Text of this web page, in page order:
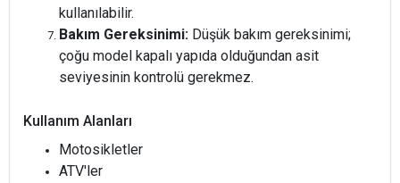
kullanılabilir.
Bakım Gereksinimi: Düşük bakım gereksinimi;
çoğu model kapalı yapıda olduğundan asit
seviyesinin kontrolü gerekmez.
Kullanım Alanları
Motosikletler
ATV'ler